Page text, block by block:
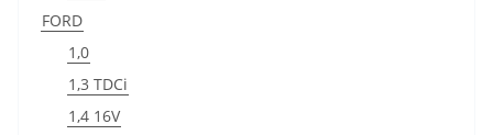
FORD
1,0
1,3 TDCi
1,4 16V